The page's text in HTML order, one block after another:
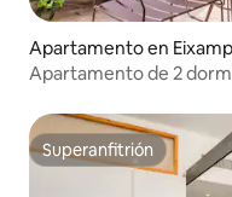
Apartamento en
Apartamento de 2
Superanfitrión
Superanfitrión